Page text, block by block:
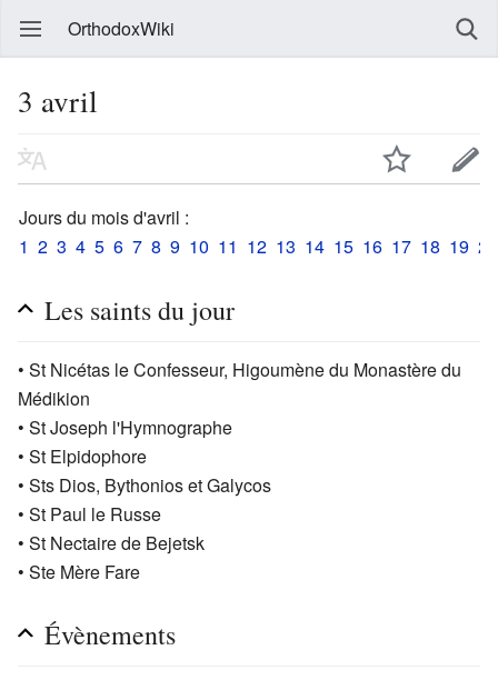
OrthodoxWiki
3 avril
Jours du mois d'avril :
1 2 3 4 5 6 7 8 9 10 11 12 13 14 15 16 17 18 19 20
Les saints du jour
• St Nicétas le Confesseur, Higoumène du Monastère du
Médikion
• St Joseph l'Hymnographe
• St Elpidophore
• Sts Dios, Bythonios et Galycos
• St Paul le Russe
• St Nectaire de Bejetsk
• Ste Mère Fare
Évènements